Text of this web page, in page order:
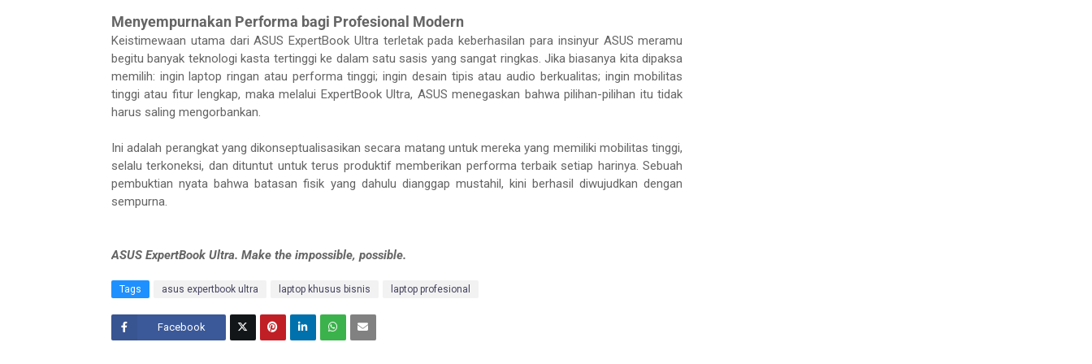
Menyempurnakan Performa bagi Profesional Modern
Keistimewaan utama dari ASUS ExpertBook Ultra terletak pada keberhasilan para insinyur ASUS meramu
begitu banyak teknologi kasta tertinggi ke dalam satu sasis yang sangat ringkas. Jika biasanya kita dipaksa
memilih: ingin laptop ringan atau performa tinggi; ingin desain tipis atau audio berkualitas; ingin mobilitas
tinggi atau fitur lengkap, maka melalui ExpertBook Ultra, ASUS menegaskan bahwa pilihan-pilihan itu tidak
harus saling mengorbankan.
Ini adalah perangkat yang dikonseptualisasikan secara matang untuk mereka yang memiliki mobilitas tinggi,
selalu terkoneksi, dan dituntut untuk terus produktif memberikan performa terbaik setiap harinya. Sebuah
pembuktian nyata bahwa batasan fisik yang dahulu dianggap mustahil, kini berhasil diwujudkan dengan
sempurna.
ASUS ExpertBook Ultra. Make the impossible, possible.
Tags asus expertbook ultra laptop khusus bisnis laptop profesional
Facebook